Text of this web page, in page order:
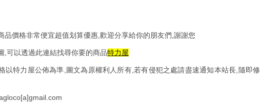
品價格非常便宜超值划算優惠,歡迎分享給你的朋友們,謝謝您
,可以透過此連結找尋你要的商品特力屋
以特力屋公佈為準,圖文為原權利人所有,若有侵犯之處請盡速通知本站長,隨即修